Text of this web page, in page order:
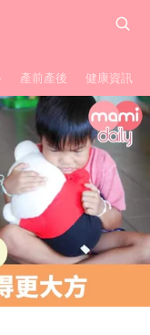
產前產後 健康資訊